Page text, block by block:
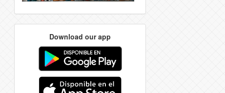
Download our app